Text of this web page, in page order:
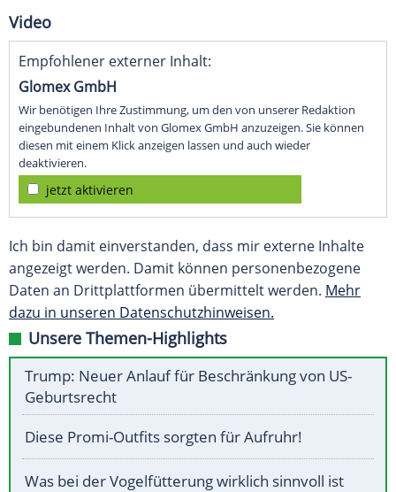
Video
Empfohlener externer Inhalt:
Glomex GmbH
Wir benötigen Ihre Zustimmung, um den von unserer Redaktion
eingebundenen Inhalt von Glomex GmbH anzuzeigen. Sie können
diesen mit einem Klick anzeigen lassen und auch wieder
deaktivieren.
jetzt aktivieren
Ich bin damit einverstanden, dass mir externe Inhalte
angezeigt werden. Damit können personenbezogene
Daten an Drittplattformen übermittelt werden. Mehr
dazu in unseren Datenschutzhinweisen.
Unsere Themen-Highlights
Trump: Neuer Anlauf für Beschränkung von US-
Geburtsrecht
Diese Promi-Outfits sorgten für Aufruhr!
Was bei der Vogelfütterung wirklich sinnvoll ist